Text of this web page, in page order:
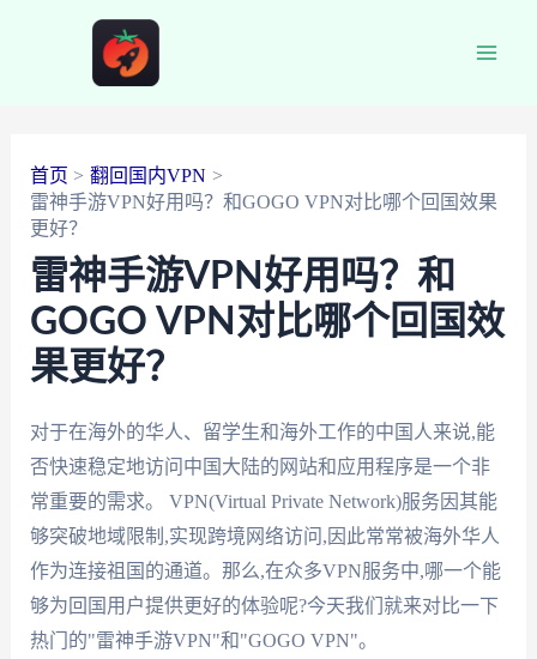
首页
翻回国内VPN
雷神手游VPN好用吗？和GOGO VPN对比哪个回国效果
更好？
雷神手游VPN好用吗？和
GOGO VPN对比哪个回国效
果更好？
对于在海外的华人、留学生和海外工作的中国人来说,能
否快速稳定地访问中国大陆的网站和应用程序是一个非
常重要的需求。 VPN(Virtual Private Network)服务因其能
够突破地域限制,实现跨境网络访问,因此常常被海外华人
作为连接祖国的通道。那么,在众多VPN服务中,哪一个能
够为回国用户提供更好的体验呢?今天我们就来对比一下
热门的"雷神手游VPN"和"GOGO VPN"。